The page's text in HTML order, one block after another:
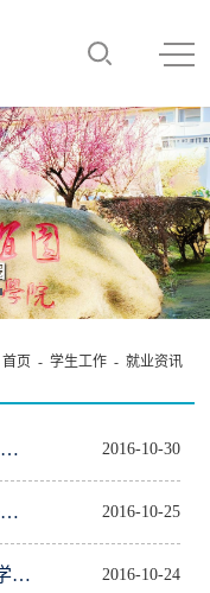
“数智·语言·未来
首页 - 学生工作- 就业资讯
【就业】深圳市帝迈生物技术有限公司 2016-10-30
【就业】星火国际教育集团招聘简章 2016-10-25
【就业】APUS2017华中科技大学专场校园招聘会详情介绍 2016-10-24